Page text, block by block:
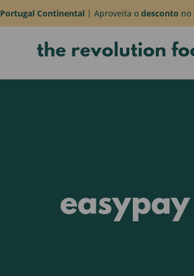
Portugal Continental | Aproveita o desconto no
easypay